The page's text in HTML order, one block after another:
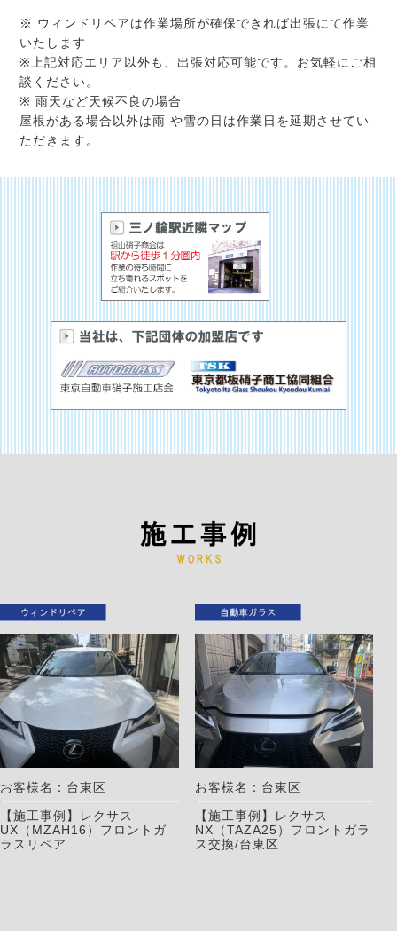
※ ウィンドリペアは作業場所が確保できれば出張にて作業
いたします
※上記対応エリア以外も、出張対応可能です。お気軽にご相
談ください。
※ 雨天など天候不良の場合
屋根がある場合以外は雨 や雪の日は作業日を延期させてい
ただきます。
お客様名：台東区
【施工事例】レクサス
UX（MZAH16）フロントガ
ラスリペア
お客様名：台東区
【施工事例】レクサス
NX（TAZA25）フロントガラ
ス交換/台東区